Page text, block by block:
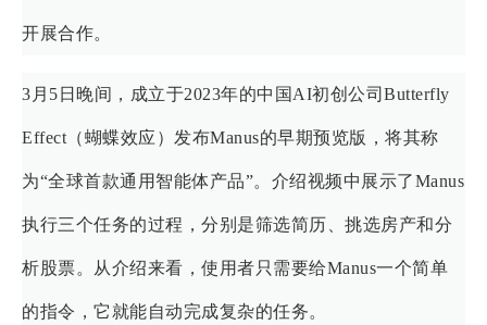
开展合作。
3月5日晚间，成立于2023年的中国AI初创公司Butterfly
Effect（蝴蝶效应）发布Manus的早期预览版，将其称
为“全球首款通用智能体产品”。介绍视频中展示了Manus
执行三个任务的过程，分别是筛选简历、挑选房产和分
析股票。从介绍来看，使用者只需要给Manus一个简单
的指令，它就能自动完成复杂的任务。